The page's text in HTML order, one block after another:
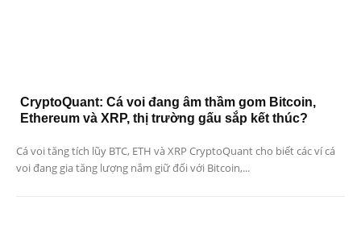
CryptoQuant: Cá voi đang âm thầm gom Bitcoin,
Ethereum và XRP, thị trường gấu sắp kết thúc?
Cá voi tăng tích lũy BTC, ETH và XRP CryptoQuant cho biết các ví cá
voi đang gia tăng lượng nắm giữ đối với Bitcoin,...